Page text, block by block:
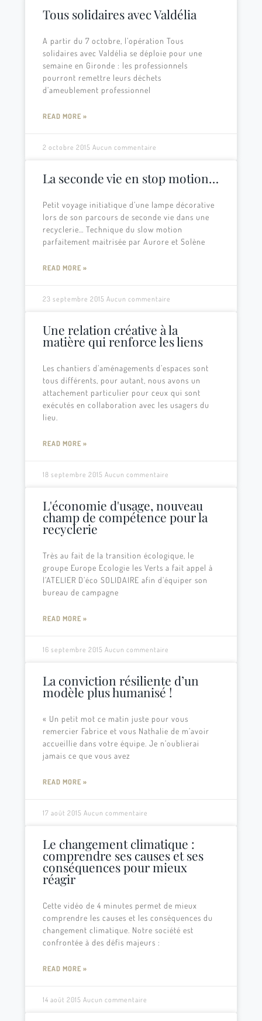
Tous solidaires avec Valdélia
A partir du 7 octobre, l’opération Tous
solidaires avec Valdélia se déploie pour une
semaine en Gironde : les professionnels
pourront remettre leurs déchets
d’ameublement professionnel
READ MORE »
2 octobre 2015 Aucun commentaire
La seconde vie en stop motion…
Petit voyage initiatique d’une lampe décorative
lors de son parcours de seconde vie dans une
recyclerie… Technique du slow motion
parfaitement maitrisée par Aurore et Solène
READ MORE »
23 septembre 2015 Aucun commentaire
Une relation créative à la
matière qui renforce les liens
Les chantiers d’aménagements d’espaces sont
tous différents, pour autant, nous avons un
attachement particulier pour ceux qui sont
exécutés en collaboration avec les usagers du
lieu.
READ MORE »
18 septembre 2015 Aucun commentaire
L'économie d'usage, nouveau
champ de compétence pour la
recyclerie
Très au fait de la transition écologique, le
groupe Europe Ecologie les Verts a fait appel à
l’ATELIER D’éco SOLIDAIRE afin d’équiper son
bureau de campagne
READ MORE »
16 septembre 2015 Aucun commentaire
La conviction résiliente d’un
modèle plus humanisé !
« Un petit mot ce matin juste pour vous
remercier Fabrice et vous Nathalie de m’avoir
accueillie dans votre équipe. Je n’oublierai
jamais ce que vous avez
READ MORE »
17 août 2015 Aucun commentaire
Le changement climatique :
comprendre ses causes et ses
conséquences pour mieux
réagir
Cette vidéo de 4 minutes permet de mieux
comprendre les causes et les conséquences du
changement climatique. Notre société est
confrontée à des défis majeurs :
READ MORE »
14 août 2015 Aucun commentaire